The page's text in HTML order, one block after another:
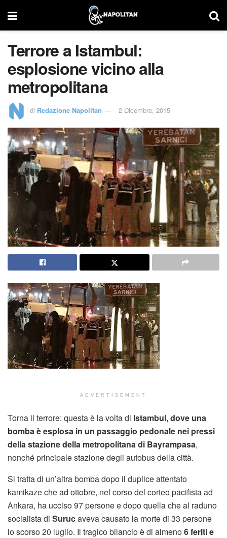
Terrore a Istambul:
esplosione vicino alla
metropolitana
di Redazione Napolitan 2 Dicembre, 2015
ADVERTISEMENT
Torna il terrore: questa è la volta di Istambul, dove una
bomba è esplosa in un passaggio pedonale nei pressi
della stazione della metropolitana di Bayrampasa,
nonché principale stazione degli autobus della città.
Si tratta di un’altra bomba dopo il duplice attentato
kamikaze che ad ottobre, nel corso del corteo pacifista ad
Ankara, ha ucciso 97 persone e dopo quella che al raduno
socialista di Surucaveva causato la morte di 33 persone
lo scorso 20 luglio. Il tragico bilancio è di almeno6 feriti e